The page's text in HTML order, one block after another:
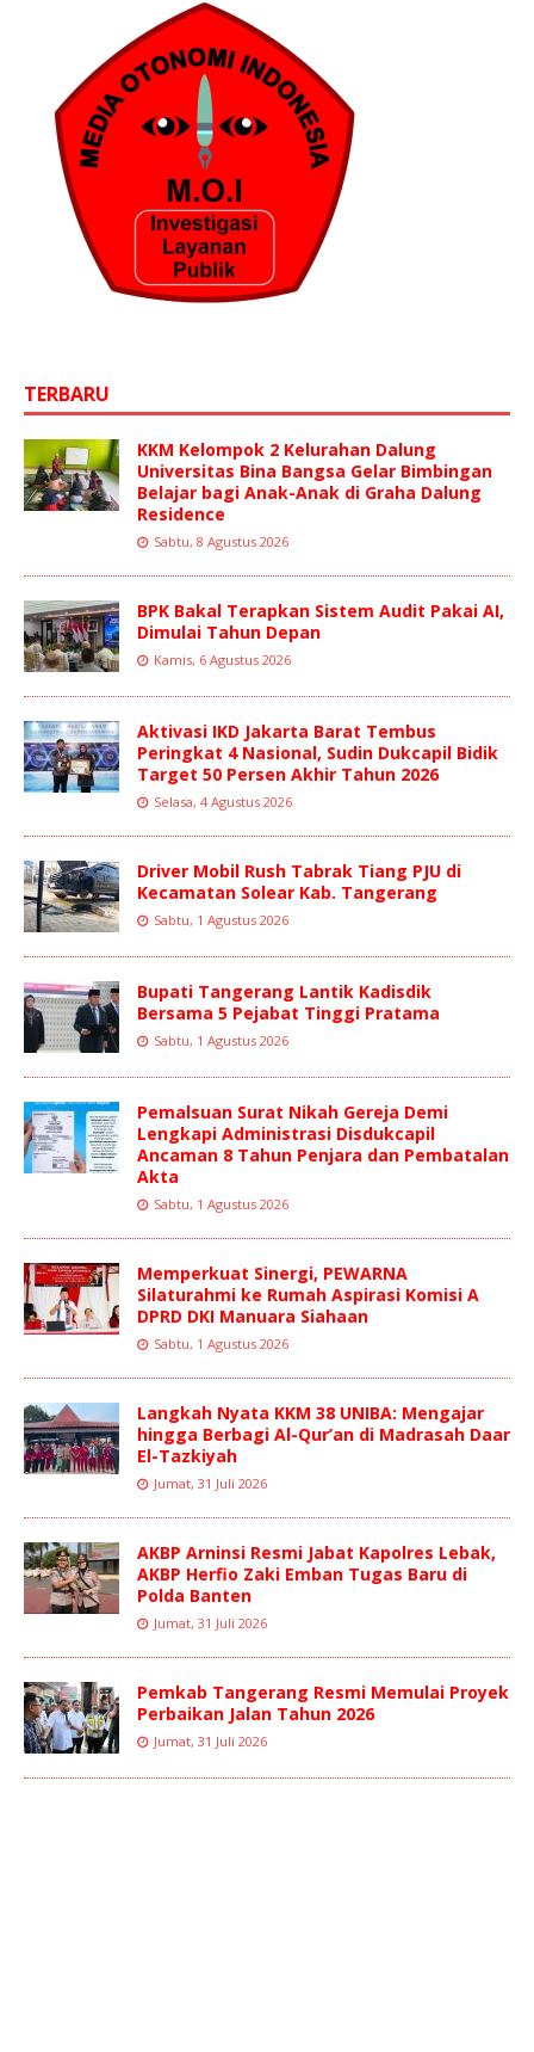
TERBARU
KKM Kelompok 2 Kelurahan Dalung
Universitas Bina Bangsa Gelar Bimbingan
Belajar bagi Anak-Anak di Graha Dalung
Residence
Sabtu, 8 Agustus 2026
BPK Bakal Terapkan Sistem Audit Pakai AI,
Dimulai Tahun Depan
Kamis, 6 Agustus 2026
Aktivasi IKD Jakarta Barat Tembus
Peringkat 4 Nasional, Sudin Dukcapil Bidik
Target 50 Persen Akhir Tahun 2026
Selasa, 4 Agustus 2026
Driver Mobil Rush Tabrak Tiang PJU di
Kecamatan Solear Kab. Tangerang
Sabtu, 1 Agustus 2026
Bupati Tangerang Lantik Kadisdik
Bersama 5 Pejabat Tinggi Pratama
Sabtu, 1 Agustus 2026
Pemalsuan Surat Nikah Gereja Demi
Lengkapi Administrasi Disdukcapil
Ancaman 8 Tahun Penjara dan Pembatalan
Akta
Sabtu, 1 Agustus 2026
Memperkuat Sinergi, PEWARNA
Silaturahmi ke Rumah Aspirasi Komisi A
DPRD DKI Manuara Siahaan
Sabtu, 1 Agustus 2026
Langkah Nyata KKM 38 UNIBA: Mengajar
hingga Berbagi Al-Qur’an di Madrasah Daar
El-Tazkiyah
Jumat, 31 Juli 2026
AKBP Arninsi Resmi Jabat Kapolres Lebak,
AKBP Herfio Zaki Emban Tugas Baru di
Polda Banten
Jumat, 31 Juli 2026
Pemkab Tangerang Resmi Memulai Proyek
Perbaikan Jalan Tahun 2026
Jumat, 31 Juli 2026